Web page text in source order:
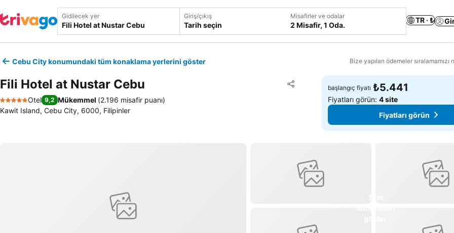
Gidilecek yer Giriş/çıkış
Tarih seçin
Misafirler ve odalar
2 Misafir, 1 Oda.
TR · ₺
Cebu City konumundaki tüm konaklama yerlerini göster Bize yapılan ödemeler sıralamamızı
Fili Hotel at Nustar Cebu Paylaş
Favorilerime ekle
5 Yıldız
Otel 9,2 Mükemmel (2.196 misafir puanı)
Kawit Island, Cebu City, 6000, Filipinler
başlangıç fiyatı ₺5.441
Fiyatları görün:4 site
Fiyatları görün